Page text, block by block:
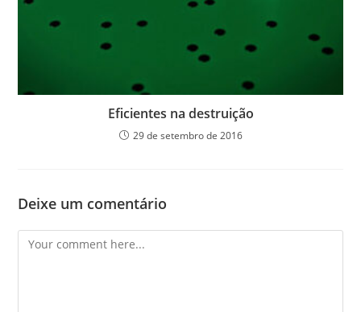
Eficientes na destruição
29 de setembro de 2016
Deixe um comentário